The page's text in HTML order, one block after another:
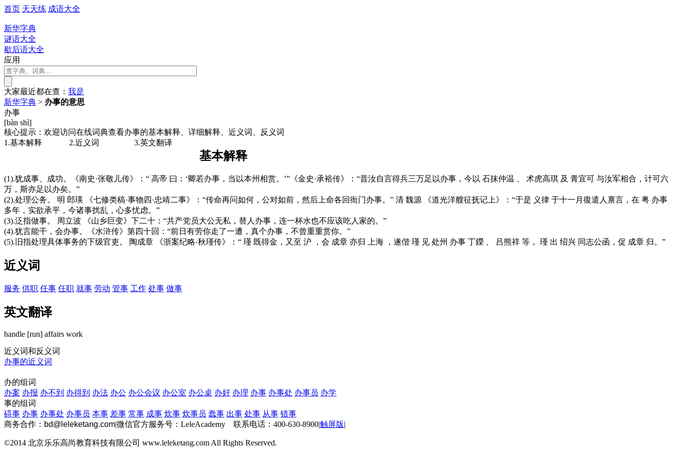
首页 天天练 成语大全
新华字典
谜语大全
歇后语大全
应用
大家最近都在查： 我是
新华字典 > 办事的意思
办事
[bàn shì]
核心提示：欢迎访问在线词典查看办事的基本解释、详细解释、近义词、反义词
1.基本解释
2.近义词 3.英文翻译
基本解释
(1).犹成事、成功。《南史·张敬儿传》：“ 高帝 曰：‘卿若办事，当以本州相赏。’”《金史·承裕传》：“昔汝自言得兵三万足以办事，今以 石抹仲温 、 术虎高琪 及 青宜可 与汝军相合，计可六
万，斯亦足以办矣。”
(2).处理公务。 明 郎瑛 《七修类稿·事物四·忠靖二事》：“传命再问如何，公对如前，然后上命各回衙门办事。” 清 魏源 《道光洋艘征抚记上》：“于是 义律 于十一月復遣人禀言，在 粤 办事
多年，实欲承平，今诸事扰乱，心多忧虑。”
(3).泛指做事。 周立波 《山乡巨变》下二十：“共产党员大公无私，替人办事，连一杯水也不应该吃人家的。”
(4).犹言能干，会办事。《水浒传》第四十回：“前日有劳你走了一遭，真个办事，不曾重重赏你。”
(5).旧指处理具体事务的下级官吏。 陶成章 《浙案纪略·秋瑾传》：“ 瑾 既得金，又至 沪 ，会 成章 亦归 上海 ，遂偕 瑾 见 处州 办事 丁鑅 、 吕熊祥 等， 瑾 出 绍兴 同志公函，促 成章 归。”
近义词
服务 供职 任事 任职 就事 劳动 管事 工作 处事 做事
英文翻译
handle [run] affairs work
近义词和反义词
办事的近义词
办的组词
办案 办报 办不到 办得到 办法 办公 办公会议 办公室 办公桌 办好 办理 办事 办事处 办事员 办学
事的组词
碍事 办事 办事处 办事员 本事 差事 常事 成事 炊事 炊事员 蠢事 出事 处事 从事 错事
商务合作： bd@leleketang.com|微信官方服务号：LeleAcademy 联系电话：400-630-8900|触屏版|
©2014 北京乐乐高尚教育科技有限公司 www.leleketang.com All Rights Reserved.